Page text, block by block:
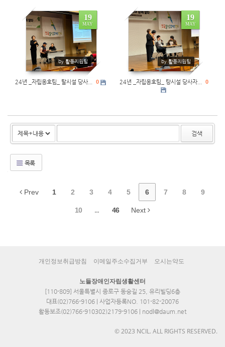
19
MAY
by 활동지원팀
0
24년 _자립옹호팀_ 탈시설 당사... 0
19
MAY
by 활동지원팀
0
24년 _자립옹호팀_ 탕시설 당사자... 0
검색
목록
Prev 1 2 3 4 5 6 7 8 9
10 ... 46 Next
개인정보취급방침 이메일주소수집거부 오시는약도
노들장애인자립생활센터
[110-809] 서울특별시 종로구 동숭길 25, 유리빌딩6층
대표(02)766-9106 | 사업자등록NO. 101-82-20076
활동보조(02)766-910302)2179-9106 | nodl@daum.net
© 2023 NCIL. ALL RIGHTS RESERVED.